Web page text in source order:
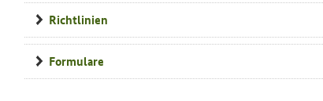
Richtlinien
Formulare